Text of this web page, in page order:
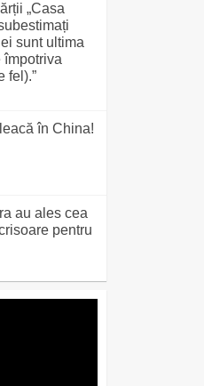
„Casa
sunt ultima
împotriva
fel).”
în China!
au ales cea
pentru